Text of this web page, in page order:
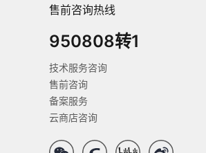
售前咨询热线
950808转1
技术服务咨询
售前咨询
备案服务
云商店咨询